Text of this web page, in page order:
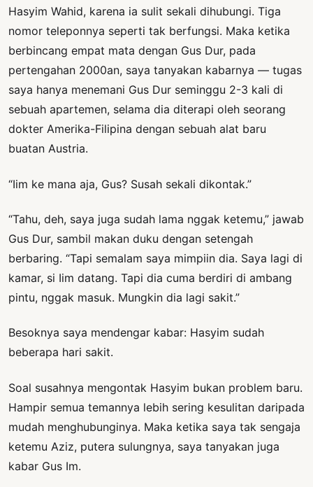
Hasyim Wahid, karena ia sulit sekali dihubungi. Tiga
nomor teleponnya seperti tak berfungsi. Maka ketika
berbincang empat mata dengan Gus Dur, pada
pertengahan 2000an, saya tanyakan kabarnya — tugas
saya hanya menemani Gus Dur seminggu 2-3 kali di
sebuah apartemen, selama dia diterapi oleh seorang
dokter Amerika-Filipina dengan sebuah alat baru
buatan Austria.
“Iim ke mana aja, Gus? Susah sekali dikontak.”
“Tahu, deh, saya juga sudah lama nggak ketemu,” jawab
Gus Dur, sambil makan duku dengan setengah
berbaring. “Tapi semalam saya mimpiin dia. Saya lagi di
kamar, si Iim datang. Tapi dia cuma berdiri di ambang
pintu, nggak masuk. Mungkin dia lagi sakit.”
Besoknya saya mendengar kabar: Hasyim sudah
beberapa hari sakit.
Soal susahnya mengontak Hasyim bukan problem baru.
Hampir semua temannya lebih sering kesulitan daripada
mudah menghubunginya. Maka ketika saya tak sengaja
ketemu Aziz, putera sulungnya, saya tanyakan juga
kabar Gus Im.